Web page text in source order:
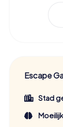
Escape
Stad